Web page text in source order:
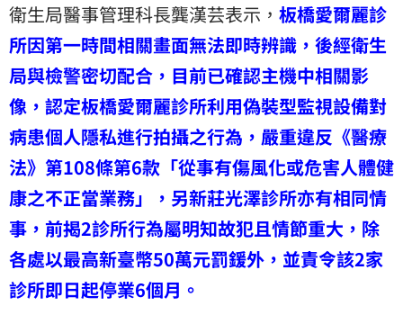
衛生局醫事管理科長龔漢芸表示， 板橋愛爾麗診
所因第一時間相關畫面無法即時辨識，後經衛生
局與檢警密切配合，目前已確認主機中相關影
像，認定板橋愛爾麗診所利用偽裝型監視設備對
病患個人隱私進行拍攝之行為，嚴重違反《醫療
法》第108條第6款「從事有傷風化或危害人體健
康之不正當業務」， 另新莊光澤診所亦有相同情
事，前揭2診所行為屬明知故犯且情節重大，除
各處以最高新臺幣50萬元罰鍰外，並責令該2家
診所即日起停業6個月。